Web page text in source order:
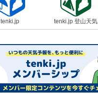
tenki.jp tenki.jp 登山天気